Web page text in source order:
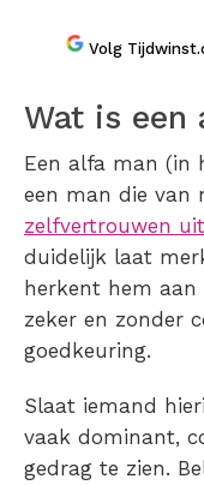
Volg
Wat is een
Een alfa man (in
een man die van
zelfvertrouwen
duidelijk laat
herkent hem aan
zeker en zonder
goedkeuring.
Slaat iemand
vaak dominant,
gedrag te zien.